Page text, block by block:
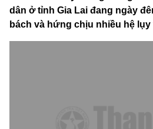
dân ở tỉnh Gia Lai đang ngày
bách và hứng chịu nhiều hệ